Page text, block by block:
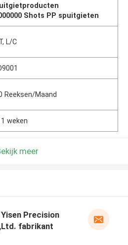
Shots PP spuitgieten
L/C
Reeksen/Maand
weken
meer
Precision
fabrikant